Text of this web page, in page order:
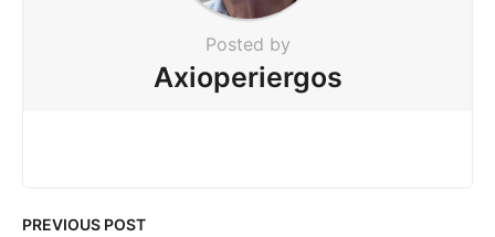
Posted by
Axioperiergos
PREVIOUS POST